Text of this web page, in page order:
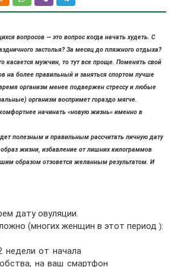
вопросов — это вопрос когда начать худеть. С
застолья? За месяц до пляжного отдыха?
касается мужчин, то тут все проще. Поменять свой
на более правильный и заняться спортом лучше
организм менее подвержен стрессу и любые
организм воспримет гораздо мягче.
начинать «новую жизнь» именно в
полезным и правильным рассчитать личную дату
жизни, избавление от лишних килограммов
образом отзовется желанным результатом. И
дату овуляции.
(многих женщин в этот период ):
недели от начала
на ваш смартфон